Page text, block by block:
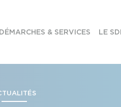
DÉMARCHES & SERVICES LE